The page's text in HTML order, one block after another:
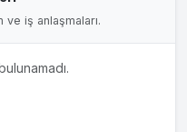
ve iş anlaşmaları.